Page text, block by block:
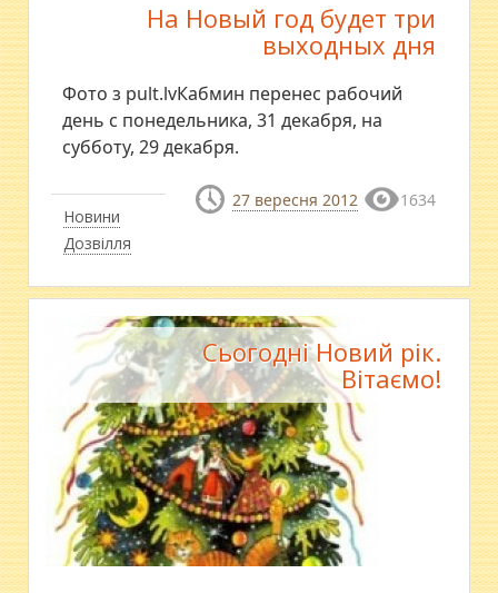
Новини
Дозвілля
На Новый год будет три
выходных дня
Фото з pult.lvКабмин перенес рабочий
день с понедельника, 31 декабря, на
субботу, 29 декабря.
27 вересня 2012 1634
Сьогодні Новий рік.
Вітаємо!